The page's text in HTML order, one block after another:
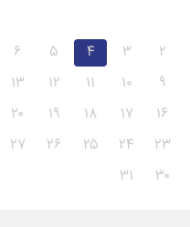
۲
۳ ۴ ۵ ۶
۹
۱۰ ۱۱ ۱۲ ۱۳
۱۶
۱۷ ۱۸ ۱۹ ۲۰
۲۳
۲۴ ۲۵ ۲۶ ۲۷
۳۰
۳۱